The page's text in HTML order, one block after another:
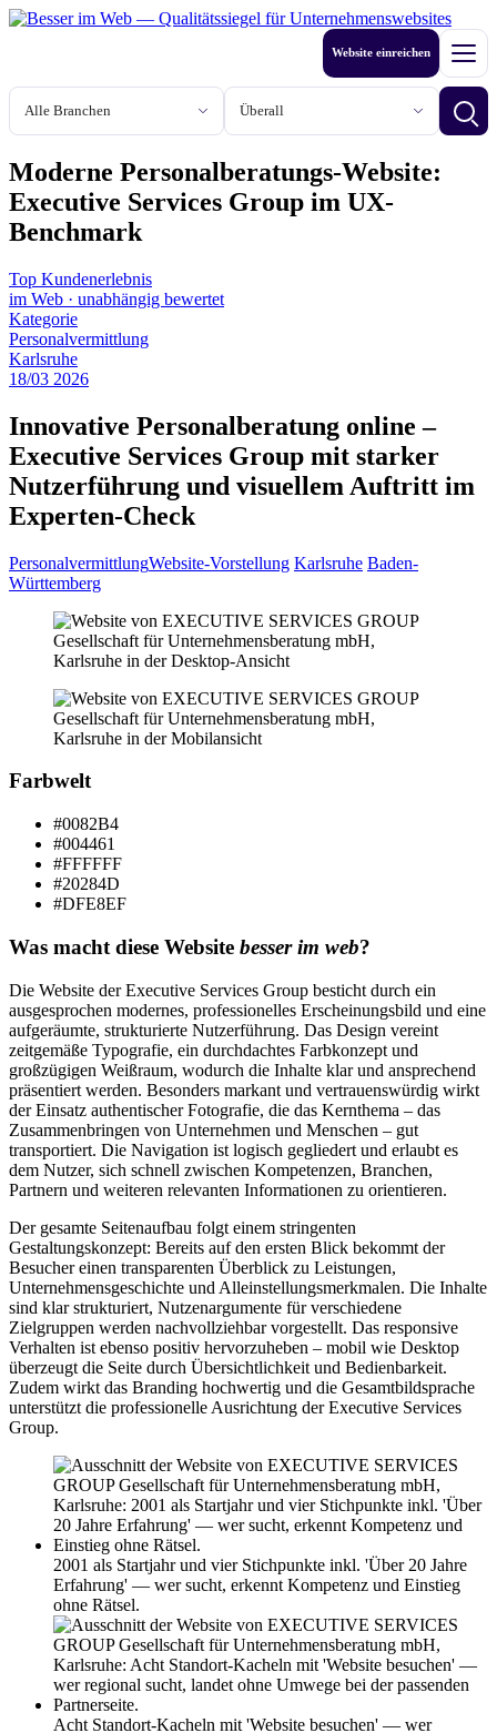
Zum
Branche
Stadt oder Region
Website einreichen Menü
Moderne Personalberatungs-Website:
Executive Services Group im UX-
Benchmark
Top Kundenerlebnis
im Web · unabhängig bewertet
Kategorie
Personalvermittlung
Karlsruhe
18/03 2026
Innovative Personalberatung online –
Executive Services Group mit starker
Nutzerführung und visuellem Auftritt im
Experten-Check
PersonalvermittlungWebsite-Vorstellung Karlsruhe Baden-
Württemberg
Farbwelt
#0082B4
#004461
#FFFFFF
#20284D
#DFE8EF
Was macht diese Website besser im web?
Die Website der Executive Services Group besticht durch ein
ausgesprochen modernes, professionelles Erscheinungsbild und eine
aufgeräumte, strukturierte Nutzerführung. Das Design vereint
zeitgemäße Typografie, ein durchdachtes Farbkonzept und
großzügigen Weißraum, wodurch die Inhalte klar und ansprechend
präsentiert werden. Besonders markant und vertrauenswürdig wirkt
der Einsatz authentischer Fotografie, die das Kernthema – das
Zusammenbringen von Unternehmen und Menschen – gut
transportiert. Die Navigation ist logisch gegliedert und erlaubt es
dem Nutzer, sich schnell zwischen Kompetenzen, Branchen,
Partnern und weiteren relevanten Informationen zu orientieren.
Der gesamte Seitenaufbau folgt einem stringenten
Gestaltungskonzept: Bereits auf den ersten Blick bekommt der
Besucher einen transparenten Überblick zu Leistungen,
Unternehmensgeschichte und Alleinstellungsmerkmalen. Die Inhalte
sind klar strukturiert, Nutzenargumente für verschiedene
Zielgruppen werden nachvollziehbar vorgestellt. Das responsive
Verhalten ist ebenso positiv hervorzuheben – mobil wie Desktop
überzeugt die Seite durch Übersichtlichkeit und Bedienbarkeit.
Zudem wirkt das Branding hochwertig und die Gesamtbildsprache
unterstützt die professionelle Ausrichtung der Executive Services
Group.
2001 als Startjahr und vier Stichpunkte inkl. 'Über 20 Jahre
Erfahrung' — wer sucht, erkennt Kompetenz und Einstieg
ohne Rätsel.
Acht Standort-Kacheln mit 'Website besuchen' — wer